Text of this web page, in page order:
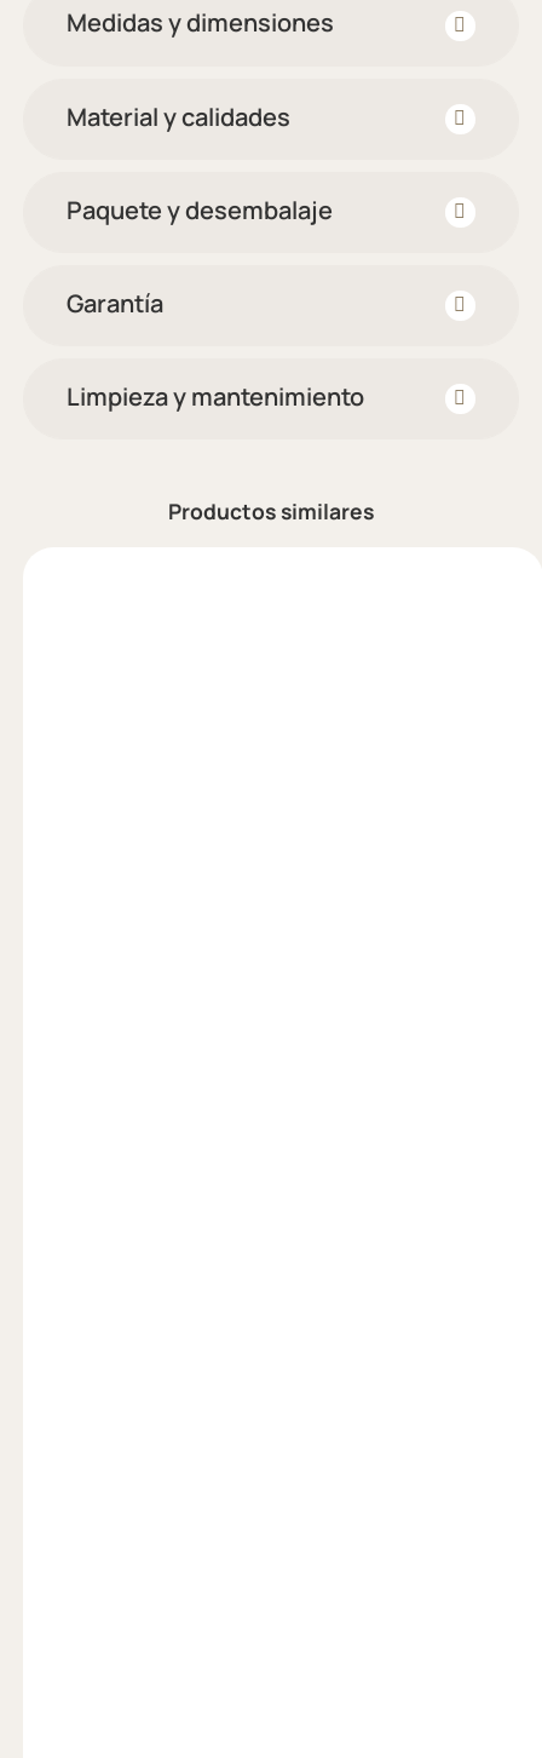
Medidas y dimensiones
Material y calidades
Paquete y desembalaje
Garantía
Limpieza y mantenimiento
Productos similares